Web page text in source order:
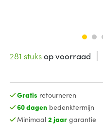
281 stuksop voorraad
Gratis retourneren
60 dagenbedenktermijn
Minimaal 2 jaargarantie